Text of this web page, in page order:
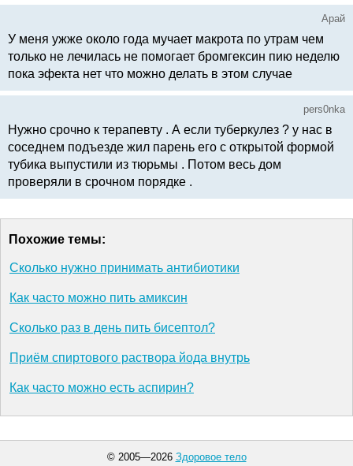
Арай
У меня ужже около года мучает макрота по утрам чем
только не лечилась не помогает бромгексин пию неделю
пока эфекта нет что можно делать в этом случае
pers0nka
Нужно срочно к терапевту . А если туберкулез ? у нас в
соседнем подъезде жил парень его с открытой формой
тубика выпустили из тюрьмы . Потом весь дом
проверяли в срочном порядке .
Похожие темы:
Сколько нужно принимать антибиотики
Как часто можно пить амиксин
Сколько раз в день пить бисептол?
Приём спиртового раствора йода внутрь
Как часто можно есть аспирин?
© 2005—2026 Здоровое тело